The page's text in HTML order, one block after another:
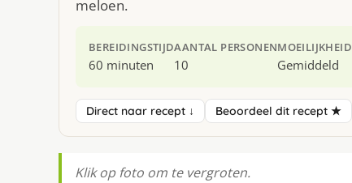
meloen.
BEREIDINGSTIJD
60 minuten
AANTAL PERSONEN
10
MOEILIJKHEID
Gemiddeld
Direct naar recept ↓ Beoordeel dit recept ★
Klik op foto om te vergroten.